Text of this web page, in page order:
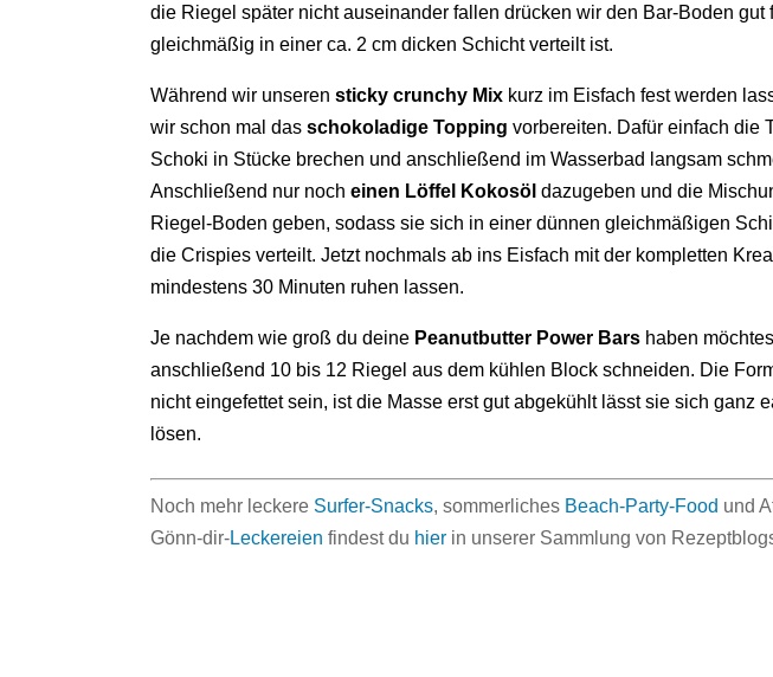
die Riegel später nicht auseinander fallen drücken wir den Bar-Boden gut
gleichmäßig in einer ca. 2 cm dicken Schicht verteilt ist.
Während wir unseren sticky crunchyMixkurz im Eisfach fest werden
wir schon mal das schokoladige Topping vorbereiten. Dafür einfach die
Schoki in Stücke brechen und anschließend im Wasserbad langsam
Anschließend nur noch einen Löffel Kokosöl dazugeben und die
Riegel-Boden geben, sodass sie sich in einer dünnen gleichmäßigen
die Crispiesverteilt. Jetzt nochmals ab ins Eisfach mit der kompletten
mindestens 30 Minuten ruhen lassen.
Je nachdem wie groß du deine PeanutbutterPower Barshaben
anschließend 10 bis 12 Riegel aus dem kühlen Block schneiden. Die
nicht eingefettet sein, ist die Masse erst gut abgekühlt lässt sie sich ganz
lösen.
Noch mehr leckere Surfer-Snacks, sommerliches Beach-Party-Food und
Gönn-dir-Leckereien findest du hierin unserer Sammlung von